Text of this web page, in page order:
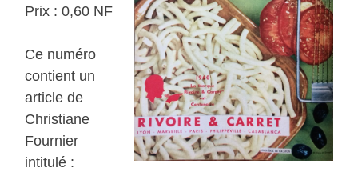
Prix : 0,60 NF
Ce numéro
contient un
article de
Christiane
Fournier
intitulé :